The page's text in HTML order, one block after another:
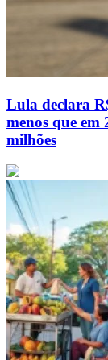
Lula declara
menos que
milhões